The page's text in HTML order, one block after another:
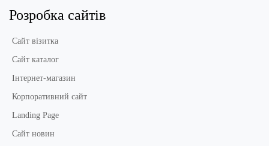
Розробка сайтів
Сайт візитка
Сайт каталог
Інтернет-магазин
Корпоративний сайт
Landing Page
Сайт новин